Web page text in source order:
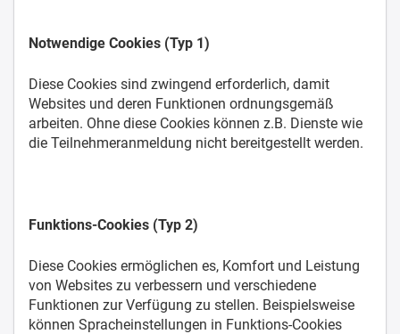
Notwendige Cookies (Typ 1)
Diese Cookies sind zwingend erforderlich, damit
Websites und deren Funktionen ordnungsgemäß
arbeiten. Ohne diese Cookies können z.B. Dienste wie
die Teilnehmeranmeldung nicht bereitgestellt werden.
Funktions-Cookies (Typ 2)
Diese Cookies ermöglichen es, Komfort und Leistung
von Websites zu verbessern und verschiedene
Funktionen zur Verfügung zu stellen. Beispielsweise
können Spracheinstellungen in Funktions-Cookies